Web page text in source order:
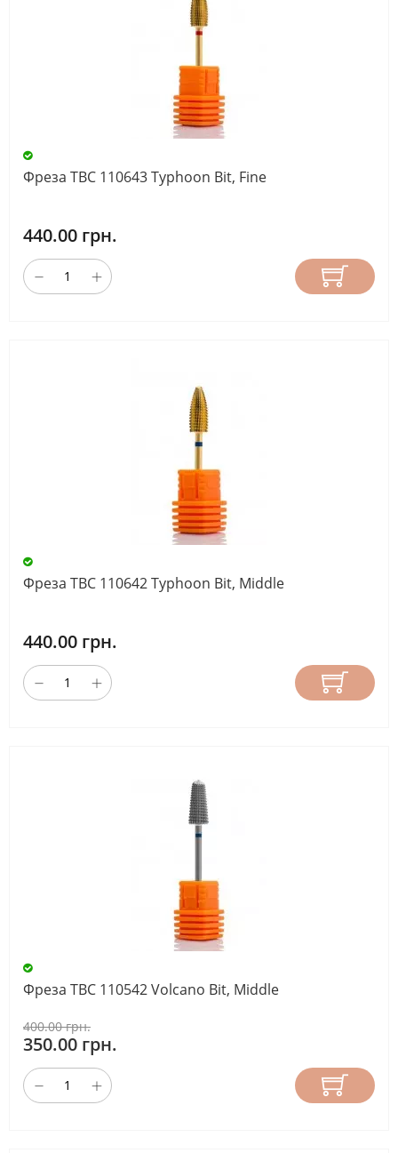
Фреза ТВС 110643 Typhoon Bit, Fine
440.00 грн.
Фреза ТВС 110642 Typhoon Bit, Middle
440.00 грн.
Фреза ТВС 110542 Volcano Bit, Middle
400.00 грн.
350.00 грн.